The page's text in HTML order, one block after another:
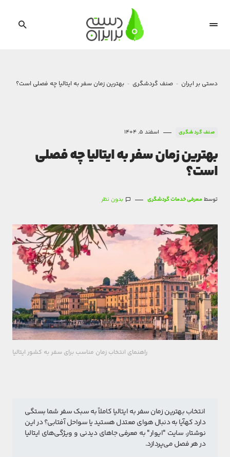
دستی بر ایران صنف گردشگری بهترین زمان سفر به ایتالیا چه فصلی است؟
صنف گردشگری اسفند 5, 1404
بهترین زمان سفر به ایتالیا چه فصلی
است؟
توسطمعرفی خدمات گردشگری بدون نظر
راهنمای انتخاب زمان مناسب برای سفر به کشور ایتالیا
در هر فصل می‌پردازد.